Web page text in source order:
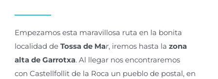
Empezamos esta maravillosa ruta en la bonita
localidad de Tossa de Mar, iremos hasta la zona
alta de Garrotxa. Al llegar nos encontraremos
con Castellfollit de la Roca un pueblo de postal, en